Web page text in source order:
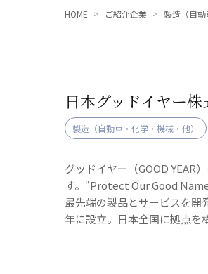
HOME ご紹介企業 製造（自動
日本グッドイヤー株
製造（自動車・化学・機械・他）
グッドイヤー（GOOD YEAR
す。“Protect Our Good
最先端の製品とサービスを開
年に設立。日本全国に拠点を